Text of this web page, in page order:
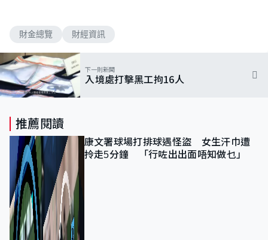
財金總覽 財經資訊
下一則新聞
入境處打擊黑工拘16人
推薦閱讀
康文署球場打排球遇怪盜 女生汗巾遭
拎走5分鐘 「行咗出出面唔知做乜」